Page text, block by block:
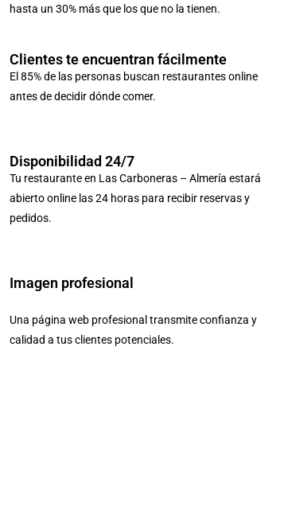
hasta un 30% más que los que no la tienen.
Clientes te encuentran fácilmente
El 85% de las personas buscan restaurantes online
antes de decidir dónde comer.
Disponibilidad 24/7
Tu restaurante en Las Carboneras – Almería estará
abierto online las 24 horas para recibir reservas y
pedidos.
Imagen profesional
Una página web profesional transmite confianza y
calidad a tus clientes potenciales.